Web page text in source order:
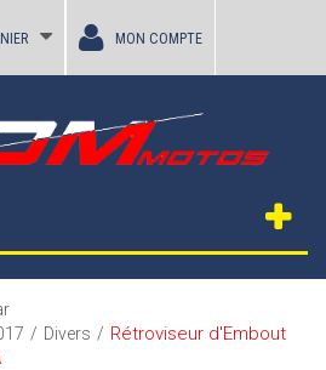
MON COMPTE
/ Divers / Rétroviseur d'Embout